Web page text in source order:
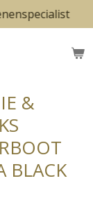
&
BLACK